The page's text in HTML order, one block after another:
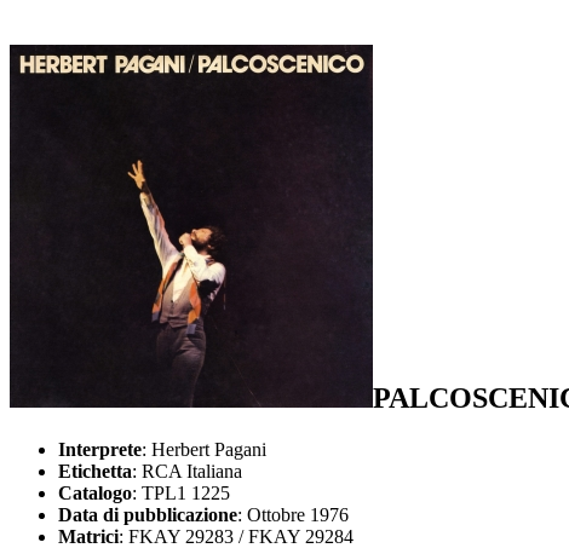
Interprete: Herbert Pagani
Etichetta: RCA Italiana
Catalogo: TPL1 1225
Data di pubblicazione: Ottobre 1976
Matrici: FKAY 29283 / FKAY 29284